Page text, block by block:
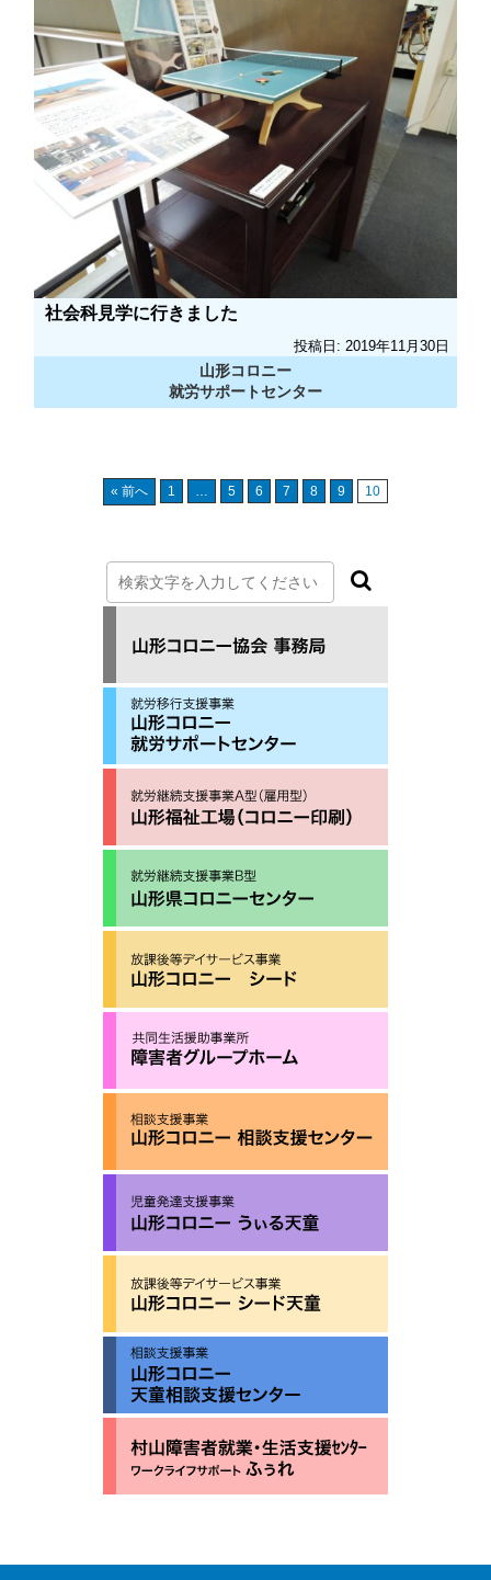
社会科見学に行きました
投稿日: 2019年11月30日
山形コロニー
就労サポートセンター
« 前へ 1 5 6 7 8 9 10